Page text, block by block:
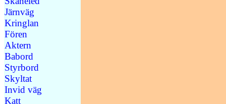
Järnväg
Kringlan
Fören
Aktern
Babord
Styrbord
Skyltat
Invid väg
Katt